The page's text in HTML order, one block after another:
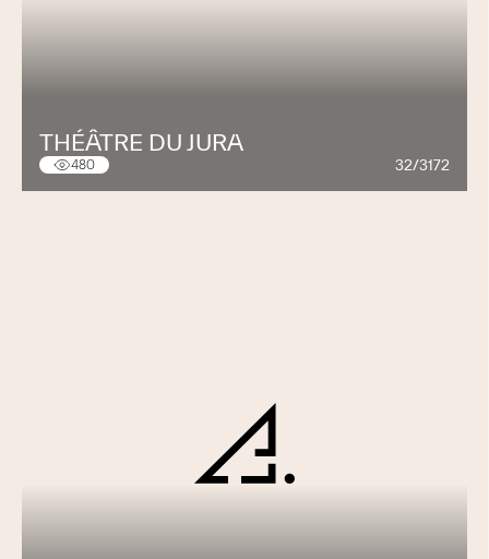
THÉÂTRE DU JURA
480 32/3172